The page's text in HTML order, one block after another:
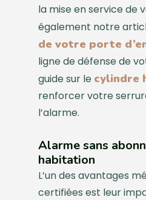
la mise en service de
également notre
de votre porte
ligne de défense de
guide sur le cylindre
renforcer votre
l’alarme.
Alarme sans
habitation
L’un des avantages
certifiées est leur